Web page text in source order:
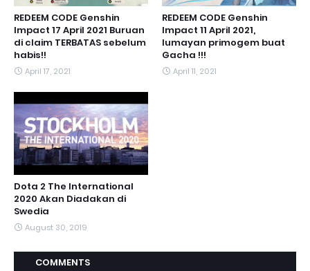
REDEEM CODE Genshin
Impact 17 April 2021 Buruan
di claim TERBATAS sebelum
habis!!
April 17, 2021
REDEEM CODE Genshin
Impact 11 April 2021,
lumayan primogem buat
Gacha !!!
April 11, 2021
Dota 2 The International
2020 Akan Diadakan di
Swedia
August 30, 2019
COMMENTS